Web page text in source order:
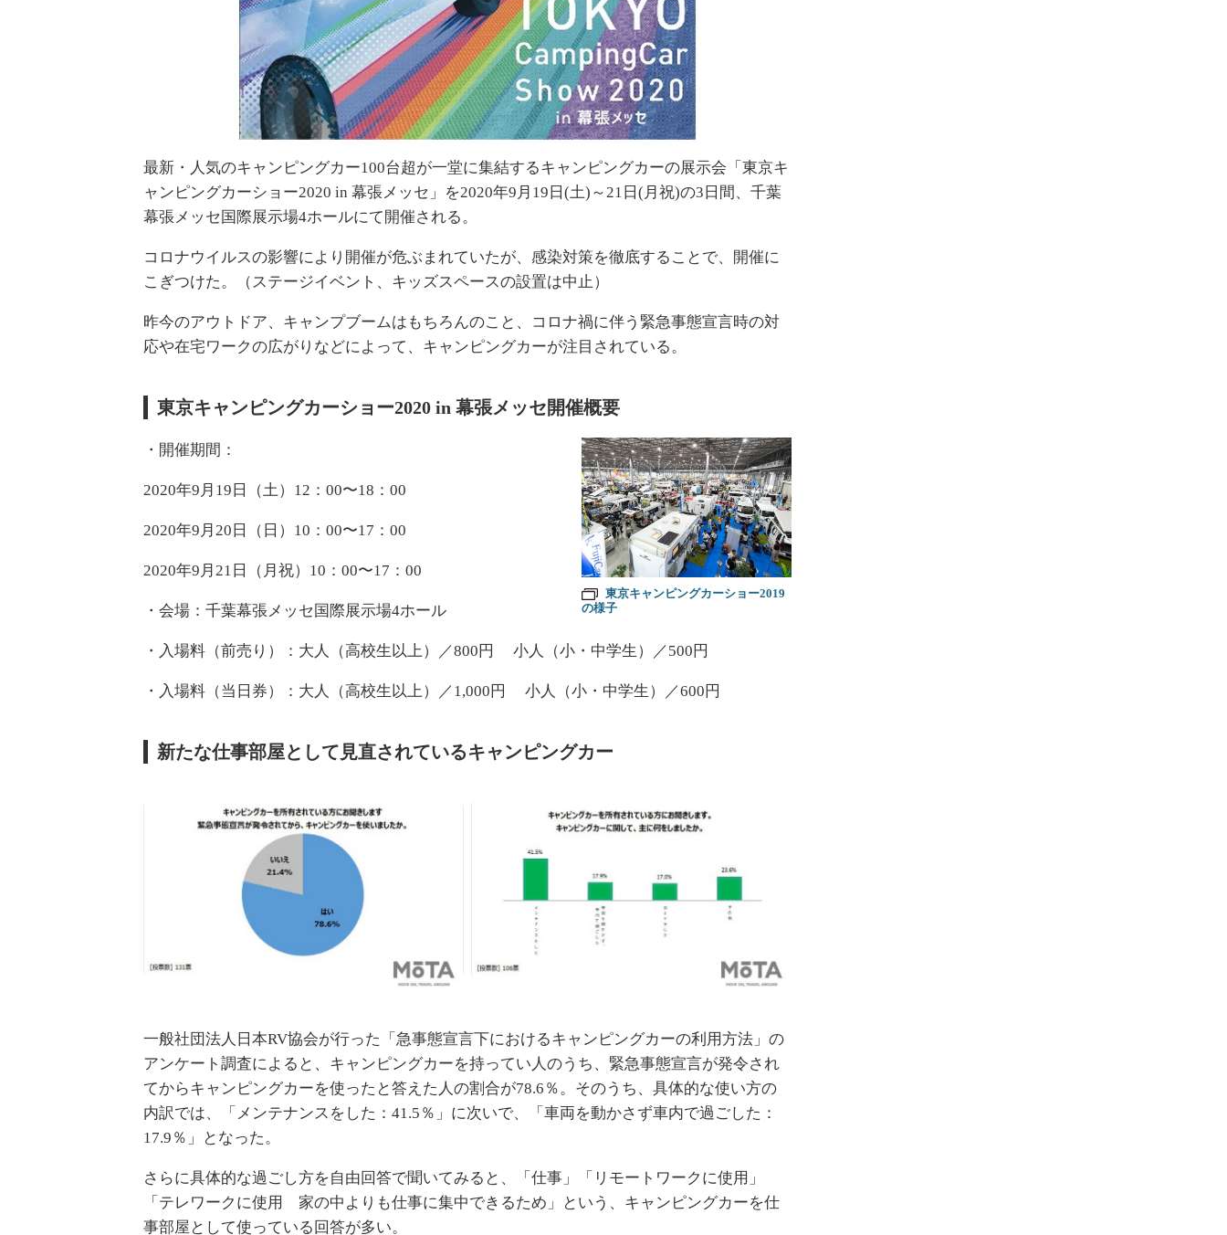
最新・人気のキャンピングカー100台超が一堂に集結するキャンピングカーの展示会「東京キ
ャンピングカーショー2020 in 幕張メッセ」を2020年9月19日(土)～21日(月祝)の3日間、千葉
幕張メッセ国際展示場4ホールにて開催される。
コロナウイルスの影響により開催が危ぶまれていたが、感染対策を徹底することで、開催に
こぎつけた。（ステージイベント、キッズスペースの設置は中止）
昨今のアウトドア、キャンプブームはもちろんのこと、コロナ禍に伴う緊急事態宣言時の対
応や在宅ワークの広がりなどによって、キャンピングカーが注目されている。
東京キャンピングカーショー2020 in 幕張メッセ開催概要
東京キャンピングカーショー2019
の様子
・開催期間：
2020年9月19日（土）12：00〜18：00
2020年9月20日（日）10：00〜17：00
2020年9月21日（月祝）10：00〜17：00
・会場：千葉幕張メッセ国際展示場4ホール
・入場料（前売り）：大人（高校生以上）／800円 小人（小・中学生）／500円
・入場料（当日券）：大人（高校生以上）／1,000円 小人（小・中学生）／600円
新たな仕事部屋として見直されているキャンピングカー
一般社団法人日本RV協会が行った「急事態宣言下におけるキャンピングカーの利用方法」の
アンケート調査によると、キャンピングカーを持ってい人のうち、緊急事態宣言が発令され
てからキャンピングカーを使ったと答えた人の割合が78.6％。そのうち、具体的な使い方の
内訳では、「メンテナンスをした：41.5％」に次いで、「車両を動かさず車内で過ごした：
17.9％」となった。
さらに具体的な過ごし方を自由回答で聞いてみると、「仕事」「リモートワークに使用」
「テレワークに使用 家の中よりも仕事に集中できるため」という、キャンピングカーを仕
事部屋として使っている回答が多い。